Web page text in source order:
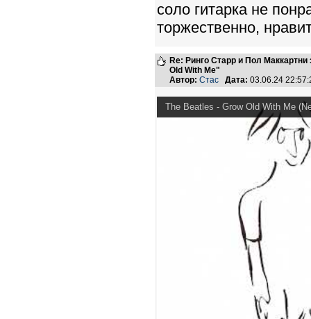
соло гитарка не
торжественно,
Re: Ринго Старр и Пол
Old With Me"
Автор: Стас Дата: 03.06.24
The Beatles - Grow Old With Me